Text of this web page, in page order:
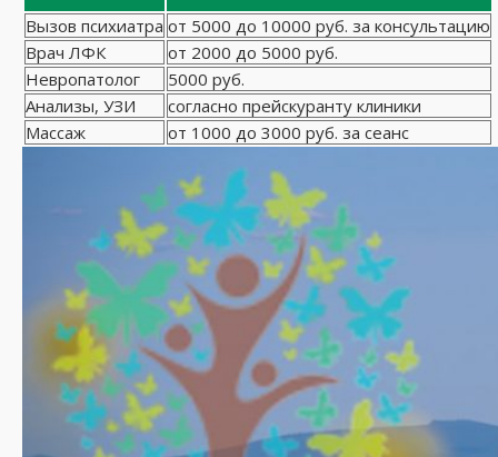
Вызов психиатра от 5000 до 10000 руб. за консультацию
Врач ЛФК
от 2000 до 5000 руб.
Невропатолог
5000 руб.
Анализы, УЗИ
согласно прейскуранту клиники
Массаж
от 1000 до 3000 руб. за сеанс